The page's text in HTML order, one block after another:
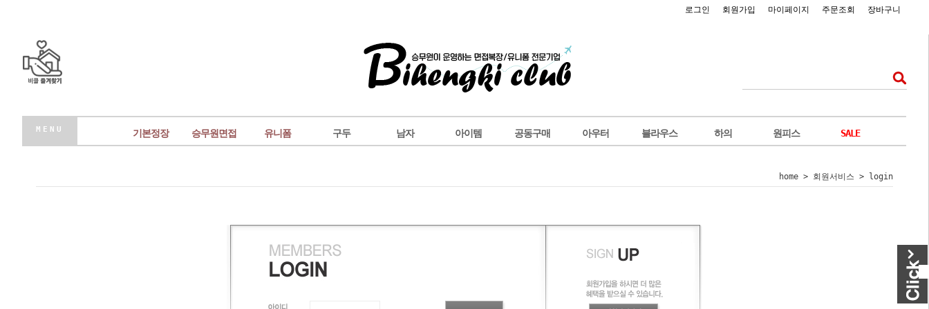
로그인 회원가입 마이페이지 주문조회 장바구니
MENU 기본정장 승무원면접 유니폼 구두 남자 아이템 공동구매 아우터 블라우스 하의 원피스 SALE
home > 회원서비스 > login